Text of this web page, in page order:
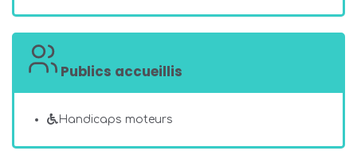
Publics accueillis
Handicaps moteurs